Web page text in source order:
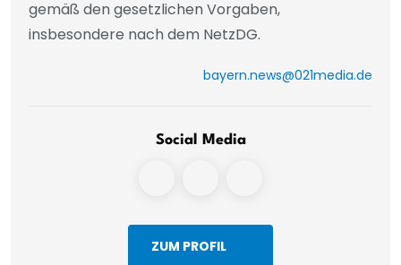
gemäß den gesetzlichen Vorgaben,
insbesondere nach dem NetzDG.
bayern.news@021media.de
Social Media
ZUM PROFIL